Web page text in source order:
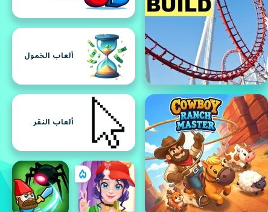
ألعاب الخمول
ألعاب النقر